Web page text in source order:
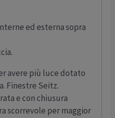
ed esterna sopra
avere più luce dotato
Finestre Seitz.
e con chiusura
scorrevole per maggior